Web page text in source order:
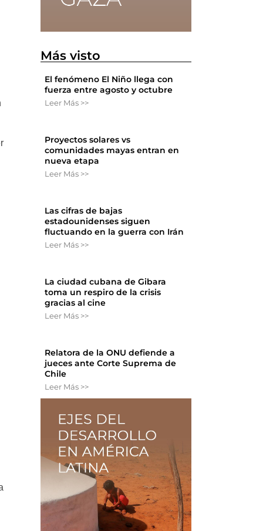
Más visto
El fenómeno El Niño llega con
fuerza entre agosto y octubre
Leer Más >>
Proyectos solares vs
comunidades mayas entran en
nueva etapa
Leer Más >>
Las cifras de bajas
estadounidenses siguen
fluctuando en la guerra con Irán
Leer Más >>
La ciudad cubana de Gibara
toma un respiro de la crisis
gracias al cine
Leer Más >>
Relatora de la ONU defiende a
jueces ante Corte Suprema de
Chile
Leer Más >>